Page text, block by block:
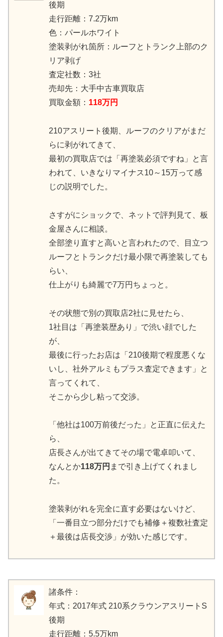
後期
走行距離：7.2万km
色：パールホワイト
塗装剥がれ箇所：ルーフとトランク上部のク
リア剥げ
査定社数：3社
売却先：大手中古車買取店
買取金額： 118万円
210アスリート後期、ルーフのクリアがまだ
らに剥がれてきて、
最初の買取店では「再塗装必須ですね」と言
われて、いきなりマイナス10～15万って感
じの説明でした。
さすがにショックで、ネットで評判見て、板
金屋さんに相談。
全部塗り直すと高いと言われたので、目立つ
ルーフとトランクだけ最小限で再塗装しても
らい、
仕上がりも綺麗で7万円ちょっと。
その状態で別の買取店2社に見せたら、
1社目は「再塗装歴あり」で渋い顔でした
が、
最後に行ったお店は「210後期で程度悪くな
いし、社外アルミもプラス査定できます」と
言ってくれて、
そこから少し粘って交渉。
「他社は100万前後だった」と正直に伝えた
ら、
店長さんが出てきてその場で電卓叩いて、
なんとか118万円 まで引き上げてくれまし
た。
塗装剥がれを完全に直す必要はないけど、
「一番目立つ部分だけでも補修＋複数社査定
＋最後は店長交渉」が効いた感じです。
諸条件：
年式：2017年式 210系クラウンアスリートS
後期
走行距離：5.5万km